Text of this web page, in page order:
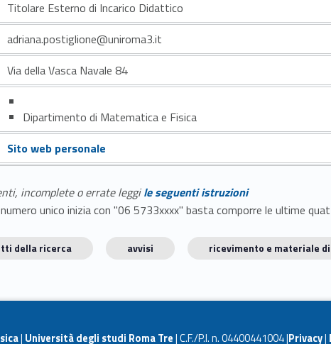
Titolare Esterno di Incarico Didattico
adriana.postiglione@uniroma3.it
Via della Vasca Navale 84
Dipartimento di Matematica e Fisica
Sito web personale
incomplete o errate leggile seguenti istruzioni
unico inizia con "06 5733xxxx" basta comporre le ultime
della ricerca avvisi ricevimento e materiale
| Università degli studi Roma Tre| C.F./P.I. n. 04400441004 |Privacy|